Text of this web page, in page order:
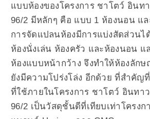
แบบห้องของโครงการ ชาโตว์ อินท
96/2 มีหลักๆ คือ แบบ 1 ห้องนอน แ
การจัดแปลนห้องมีการแบ่งสัดส่วนไ
ห้องนั่งเล่น ห้องครัว และห้องนอน แ
ห้องแบบหน้ากว้าง จึงทำให้ห้องลัก
ยังมีความโปร่งโล่ง อีกด้วย ที่สำคั
ที่ใช้ภายในโครงการ ชาโตว์ อินทา
96/2 เป็นวัสดุชั้นดีที่เทียบเท่าโครงก